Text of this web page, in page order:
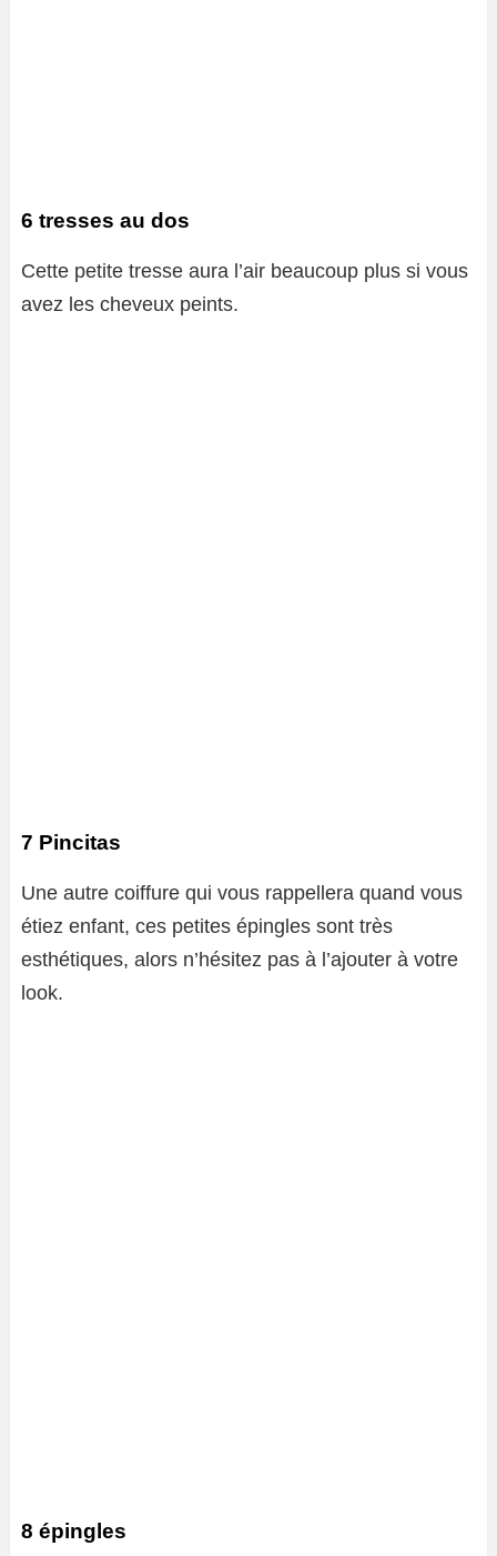
6 tresses au dos
Cette petite tresse aura l’air beaucoup plus si vous
avez les cheveux peints.
7 Pincitas
Une autre coiffure qui vous rappellera quand vous
étiez enfant, ces petites épingles sont très
esthétiques, alors n’hésitez pas à l’ajouter à votre
look.
8 épingles